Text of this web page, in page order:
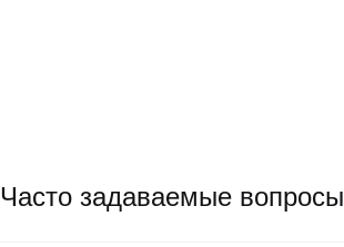
Часто задаваемые вопросы